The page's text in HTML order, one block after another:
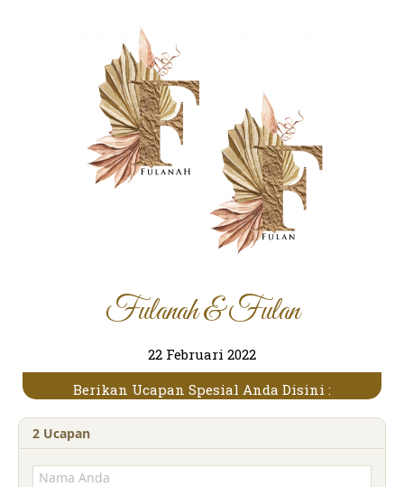
Fulanah & Fulan
22 Februari 2022
Berikan Ucapan Spesial Anda Disini :
2 Ucapan